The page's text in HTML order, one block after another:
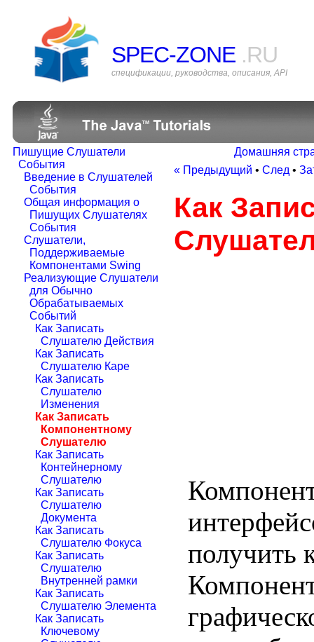
SPEC-ZONE .RU
спецификации, руководства, описания, API
Пишущие Слушатели
События
Введение в Слушателей
События
Общая информация о
Пишущих Слушателях
События
Слушатели,
Поддерживаемые
Компонентами Swing
Реализующие Слушатели
для Обычно
Обрабатываемых
Событий
Как Записать
Слушателю Действия
Как Записать
Слушателю Каре
Как Записать
Слушателю
Изменения
Как Записать
Компонентному
Слушателю
Как Записать
Контейнерному
Слушателю
Как Записать
Слушателю
Документа
Как Записать
Слушателю Фокуса
Как Записать
Слушателю
Внутренней рамки
Как Записать
Слушателю Элемента
Как Записать
Ключевому
Домашняя
« Предыдущий • След •
Как
получить